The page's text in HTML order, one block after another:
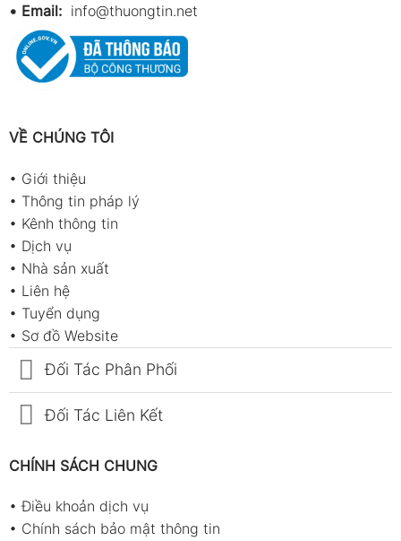
• Email: info@thuongtin.net
VỀ CHÚNG TÔI
• Giới thiệu
• Thông tin pháp lý
• Kênh thông tin
• Dịch vụ
• Nhà sản xuất
• Liên hệ
• Tuyển dụng
• Sơ đồ Website
Đối Tác Phân Phối
Đối Tác Liên Kết
CHÍNH SÁCH CHUNG
•Điều khoản dịch vụ
• Chính sách bảo mật thông tin